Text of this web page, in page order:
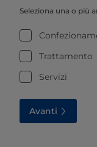
Seleziona una o più
Trattamento
Servizi
Avanti